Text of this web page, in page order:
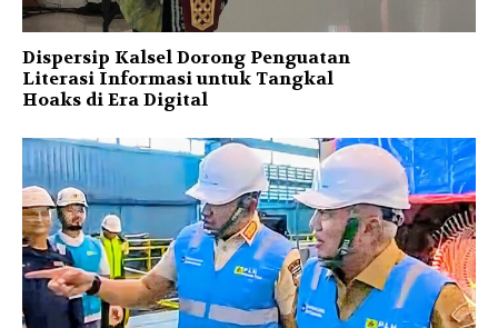
Dispersip Kalsel Dorong Penguatan
Literasi Informasi untuk Tangkal
Hoaks di Era Digital